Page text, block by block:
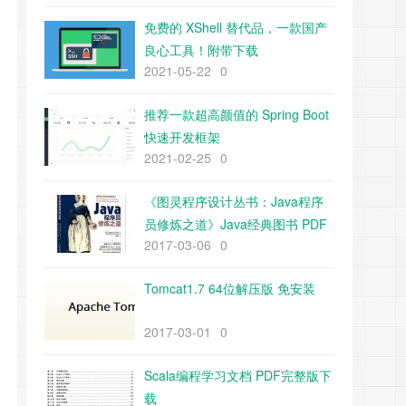
免费的 XShell 替代品，一款国产
良心工具！附带下载
2021-05-22 0
推荐一款超高颜值的 Spring Boot
快速开发框架
2021-02-25 0
《图灵程序设计丛书：Java程序
员修炼之道》Java经典图书 PDF
下载
2017-03-06 0
Tomcat1.7 64位解压版 免安装
2017-03-01 0
Scala编程学习文档 PDF完整版下
载